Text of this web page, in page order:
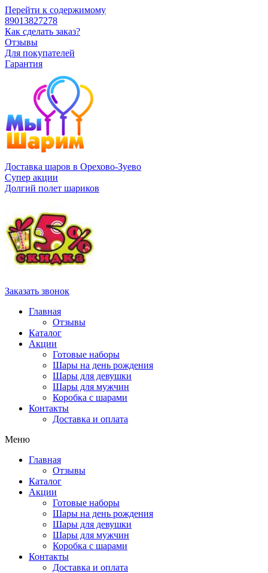
Перейти к содержимому
89013827278
Как сделать заказ?
Отзывы
Для покупателей
Гарантия
Доставка шаров в Орехово-Зуево
Супер акции
Долгий полет шариков
Заказать звонок
Главная
Отзывы
Каталог
Акции
Готовые наборы
Шары на день рождения
Шары для девушки
Шары для мужчин
Коробка с шарами
Контакты
Доставка и оплата
Меню
Главная
Отзывы
Каталог
Акции
Готовые наборы
Шары на день рождения
Шары для девушки
Шары для мужчин
Коробка с шарами
Контакты
Доставка и оплата